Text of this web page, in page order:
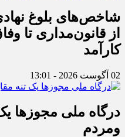
شاخص‌های بلوغ
از قانون‌مداری تا
کارآمد
02 آگوست 2026 - 13:01
درگاه ملی مجوزها
ومردم